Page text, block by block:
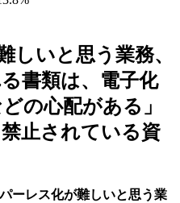
しいと思う業務、
書類は、電子化
の心配がある」
止されている資
ーレス化が難しいと思う業